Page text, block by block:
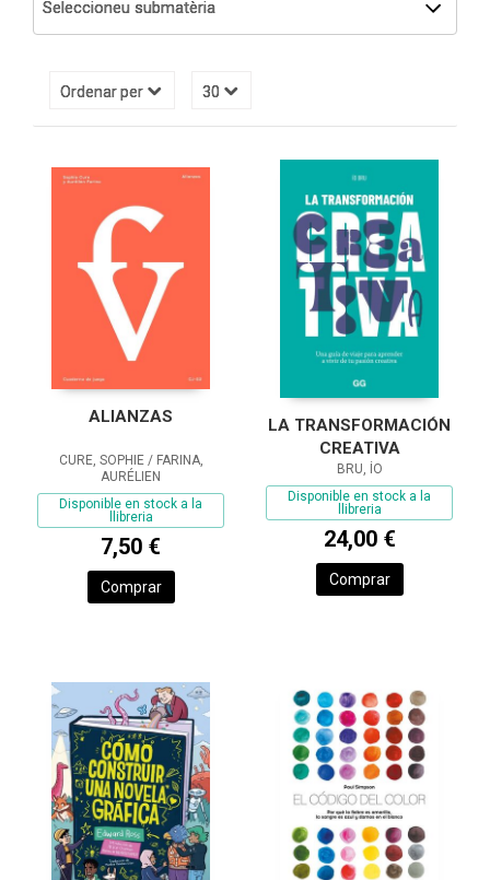
ALIANZAS
CURE, SOPHIE / FARINA,
AURÉLIEN
Disponible en stock a la
llibreria
7,50 €
Comprar
LA TRANSFORMACIÓN
CREATIVA
BRU, ÍO
Disponible en stock a la
llibreria
24,00 €
Comprar